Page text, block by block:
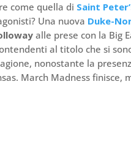
come quella di Saint
Una nuova Duke-
alle prese con la Big
al titolo che si
nonostante la
March Madness finisce,